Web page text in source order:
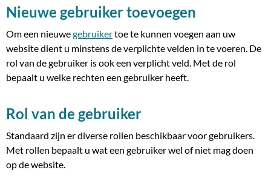
Nieuwe gebruiker toevoegen
Om een nieuwegebruikertoe te kunnen voegen aan uw
website dient u minstens de verplichte velden in te voeren. De
rol van de gebruiker is ook een verplicht veld. Met de rol
bepaalt u welke rechten een gebruiker heeft.
Rol van de gebruiker
Standaard zijn er diverse rollen beschikbaar voor gebruikers.
Met rollen bepaalt u wat een gebruiker wel of niet mag doen
op de website.